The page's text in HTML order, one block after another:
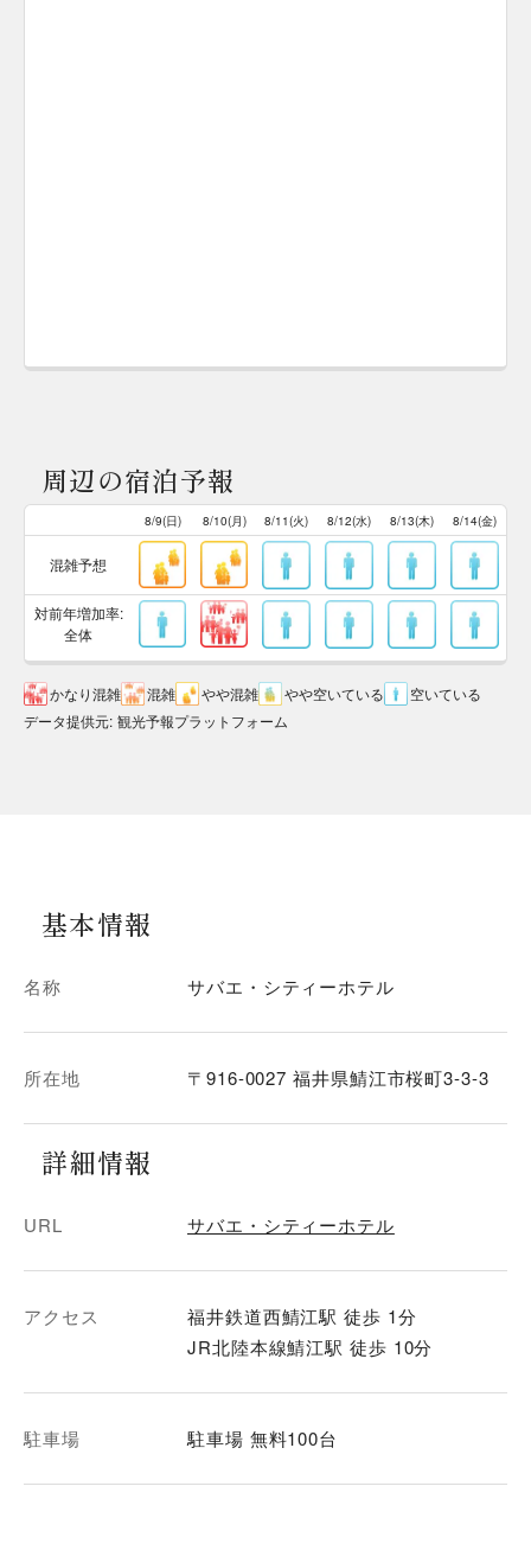
周辺の宿泊予報
8/9(日) 8/10(月) 8/11(火) 8/12(水) 8/13(木) 8/14(金)
混雑予想
対前年増加率:
全体
かなり混雑 混雑 やや混雑 やや空いている
空いている
データ提供元: 観光予報プラットフォーム
基本情報
名称 サバエ・シティーホテル
所在地 〒916-0027 福井県鯖江市桜町3-3-3
詳細情報
URL サバエ・シティーホテル
アクセス
福井鉄道西鯖江駅 徒歩 1分
JR北陸本線鯖江駅 徒歩 10分
駐車場 駐車場 無料100台